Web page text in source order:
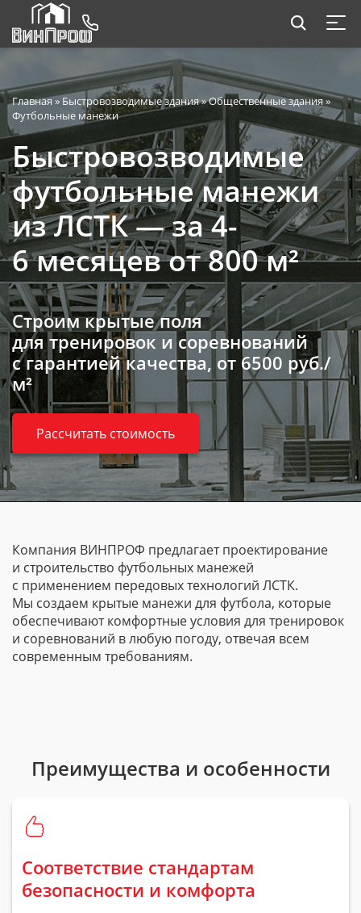
Главная» Быстровозводимые здания»Общественные здания»
Футбольные манежи
Быстровозводимые
футбольные манежи
из ЛСТК — за 4-
6 месяцев от 800 м²
Строим крытые поля
для тренировок и соревнований
с гарантией качества, от 6500 руб./
м²
Рассчитать стоимость
Компания ВИНПРОФ предлагает проектирование
и строительство футбольных манежей
с применением передовых технологий ЛСТК.
Мы создаем крытые манежи для футбола, которые
обеспечивают комфортные условия для тренировок
и соревнований в любую погоду, отвечая всем
современным требованиям.
Преимущества и особенности
Соответствие стандартам
безопасности и комфорта